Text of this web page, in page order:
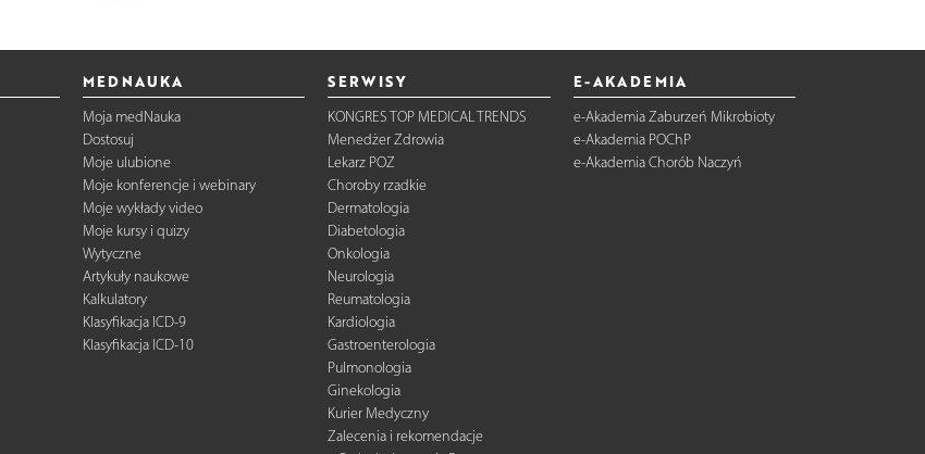
MEDNAUKA
Moja medNauka
Dostosuj
Moje ulubione
Moje konferencje i webinary
Moje wykłady video
Moje kursy i quizy
Wytyczne
Artykuły naukowe
Kalkulatory
Klasyfikacja ICD-9
Klasyfikacja ICD-10
SERWISY
KONGRES TOP MEDICAL TRENDS
Menedżer Zdrowia
Lekarz POZ
Choroby rzadkie
Dermatologia
Diabetologia
Onkologia
Neurologia
Reumatologia
Kardiologia
Gastroenterologia
Pulmonologia
Ginekologia
Kurier Medyczny
Zalecenia i rekomendacje
E-AKADEMIA
e-Akademia Zaburzeń Mikrobioty
e-Akademia POChP
e-Akademia Chorób Naczyń